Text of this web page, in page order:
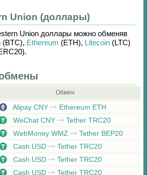
Union (доллары)
Union доллары можно обменяв
(BTC), Ethereum (ETH), Litecoin (LTC)
.
Обмен
Alipay CNY Ethereum ETH
WeChat CNY Tether TRC20
WebMoney WMZ Tether BEP20
Cash USD Tether TRC20
Cash USD Tether TRC20
Cash USD Tether TRC20